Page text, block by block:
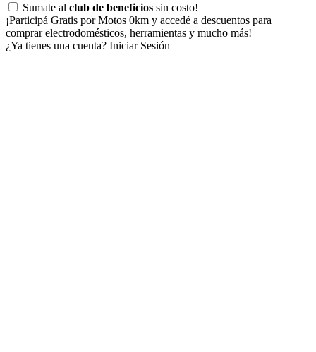
Sumate al club de beneficios sin costo!
¡Participá Gratis por Motos 0km y accedé a descuentos para
comprar electrodomésticos, herramientas y mucho más!
¿Ya tienes una cuenta? Iniciar Sesión